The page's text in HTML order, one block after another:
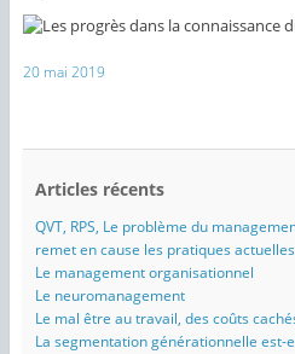
20 mai 2019
Articles récents
QVT, RPS, Le problème du
remet en cause les pratiques actuelles
Le management organisationnel
Le neuromanagement
Le mal être au travail, des coûts
La segmentation générationnelle est-